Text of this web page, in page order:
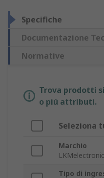
Specifiche
Documentazione
Normative
Trova prodotti
o più attributi.
Seleziona
Marchio
LKMelectronic
Tipo di